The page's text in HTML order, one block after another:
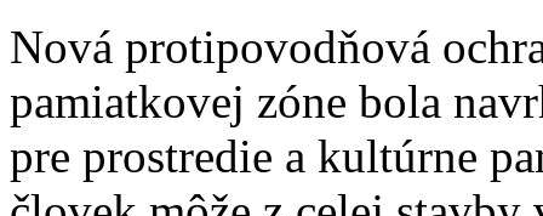
Nová protipovodňová
pamiatkovej zóne bola
pre prostredie a kultúrne